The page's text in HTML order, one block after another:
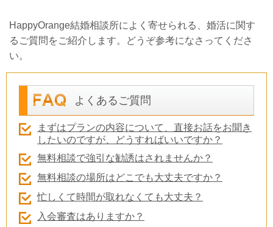
HappyOrange結婚相談所によく寄せられる、婚活に関す
るご質問をご紹介します。どうぞ参考になさってくださ
い。
よくあるご質問
まずはプランの内容について、直接お話をお聞き
したいのですが、どうすればいいですか？
無料相談で強引な勧誘はされませんか？
無料相談の場所はどこでも大丈夫ですか？
忙しくて時間が取れなくても大丈夫？
入会審査はありますか？